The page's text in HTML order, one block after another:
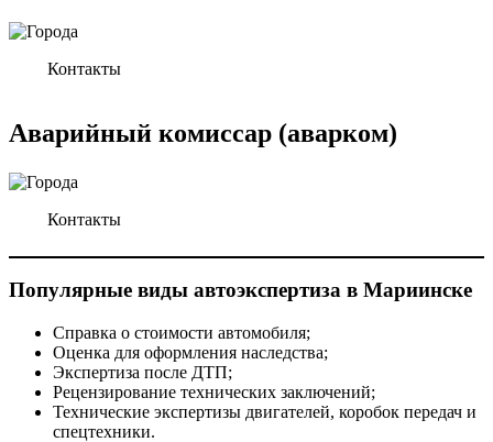
Контакты
Аварийный комиссар (аварком)
Контакты
Популярные виды автоэкспертиза в Мариинске
Справка о стоимости автомобиля;
Оценка для оформления наследства;
Экспертиза после ДТП;
Рецензирование технических заключений;
Технические экспертизы двигателей, коробок передач и
спецтехники.